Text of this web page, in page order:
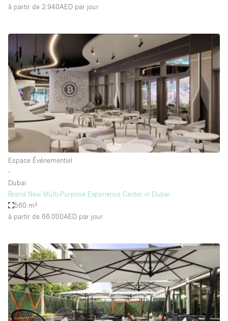
Studio Photo / Tournage
Caractéristiques de l'espace
Accès aux handicapés
Air conditionné
Animals Friendly
Ascenseur
Bar
Comptoir
Cuisine
De plain-pied
Entrée Large
Espace Avec Vue
Espace Brut
à partir de 2.940AED par jour
Espace Événementiel
∙
Dubai
Brand New Multi-Purpose Experience Center in Dubai
560 m²
à partir de 66.000AED par jour